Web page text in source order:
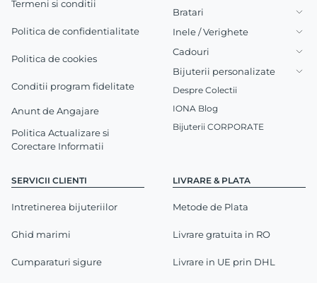
Termeni si conditii
Politica de confidentialitate
Politica de cookies
Conditii program fidelitate
Anunt de Angajare
Politica Actualizare si
Corectare Informatii
SERVICII CLIENTI
Intretinerea bijuteriilor
Ghid marimi
Cumparaturi sigure
LIVRARE & PLATA
Metode de Plata
Livrare gratuita in RO
Livrare in UE prin DHL
Bratari
Inele / Verighete
Cadouri
Bijuterii personalizate
Despre Colectii
IONA Blog
Bijuterii CORPORATE